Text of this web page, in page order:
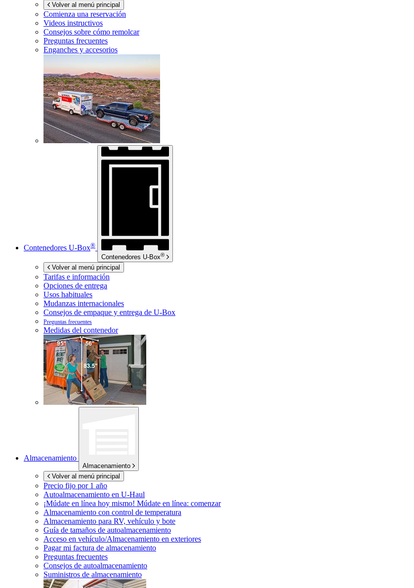
Volver al menú principal
Comienza una reservación
Videos instructivos
Consejos sobre cómo remolcar
Preguntas frecuentes
Enganches y accesorios
Contenedores U-Box®
Contenedores U-Box®
Volver al menú principal
Tarifas e información
Opciones de entrega
Usos habituales
Mudanzas internacionales
Consejos de empaque y entrega de U-Box
Preguntas frecuentes
Medidas del contenedor
Almacenamiento
Almacenamiento
Volver al menú principal
Precio fijo por 1 año
Autoalmacenamiento en U-Haul
¡Múdate en línea hoy mismo! Múdate en línea: comenzar
Almacenamiento con control de temperatura
Almacenamiento para RV, vehículo y bote
Guía de tamaños de autoalmacenamiento
Acceso en vehículo/Almacenamiento en exteriores
Pagar mi factura de almacenamiento
Preguntas frecuentes
Consejos de autoalmacenamiento
Suministros de almacenamiento